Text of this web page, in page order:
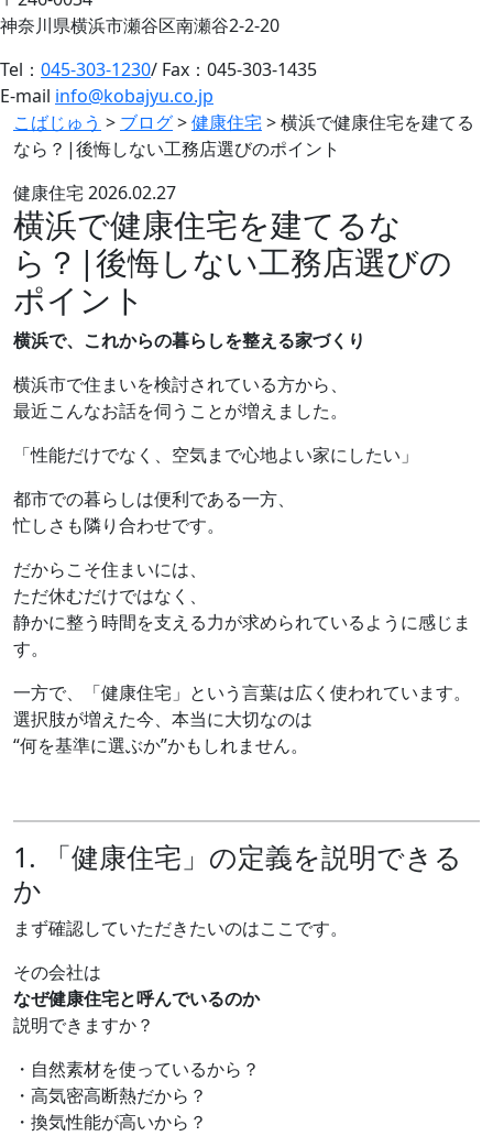
神奈川県横浜市瀬谷区南瀬谷2-2-20
Tel： 045-303-1230/ Fax：045-303-1435
E-mail info@kobajyu.co.jp
こばじゅう > ブログ>健康住宅 >横浜で健康住宅を建てる
なら？|後悔しない工務店選びのポイント
健康住宅 2026.02.27
横浜で健康住宅を建てるな
ら？|後悔しない工務店選びの
ポイント
横浜で、これからの暮らしを整える家づくり
横浜市で住まいを検討されている方から、
最近こんなお話を伺うことが増えました。
「性能だけでなく、空気まで心地よい家にしたい」
都市での暮らしは便利である一方、
忙しさも隣り合わせです。
だからこそ住まいには、
ただ休むだけではなく、
静かに整う時間を支える力が求められているように感じま
す。
一方で、「健康住宅」という言葉は広く使われています。
選択肢が増えた今、本当に大切なのは
“何を基準に選ぶか”かもしれません。
1. 「健康住宅」の定義を説明できる
か
まず確認していただきたいのはここです。
その会社は
なぜ健康住宅と呼んでいるのか
説明できますか？
・自然素材を使っているから？
・高気密高断熱だから？
・換気性能が高いから？